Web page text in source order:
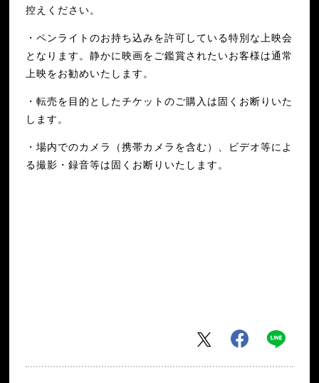
控えください。
・ペンライトのお持ち込みを許可している特別な上映会
となります。静かに映画をご鑑賞されたいお客様は通常
上映をお勧めいたします。
・転売を目的としたチケットのご購入は固くお断りいた
します。
・場内でのカメラ（携帯カメラを含む）、ビデオ等によ
る撮影・録音等は固くお断りいたします。